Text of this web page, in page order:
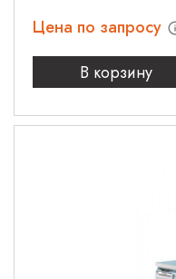
Цена по запросу
В корзину